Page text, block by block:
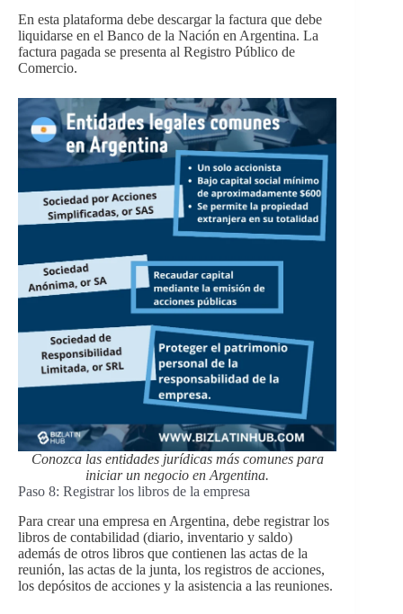
En esta plataforma debe descargar la factura que debe
liquidarse en el Banco de la Nación en Argentina. La
factura pagada se presenta al Registro Público de
Comercio.
Conozca las entidades jurídicas más comunes para
iniciar un negocio en Argentina.
Paso 8: Registrar los libros de la empresa
Para crear una empresa en Argentina, debe registrar los
libros de contabilidad (diario, inventario y saldo)
además de otros libros que contienen las actas de la
reunión, las actas de la junta, los registros de acciones,
los depósitos de acciones y la asistencia a las reuniones.